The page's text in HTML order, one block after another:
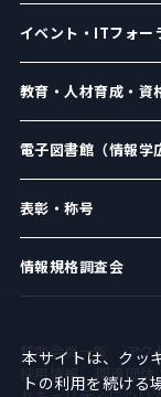
イベント・ITフォー
教育・人材育成・資
電子図書館（情報学
表彰・称号
情報規格調査会
賛助会員一覧 アク
採用情報
関連団体
本サイトは、クッ
トの利用を続ける